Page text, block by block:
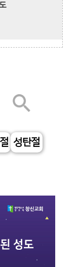
성탄절